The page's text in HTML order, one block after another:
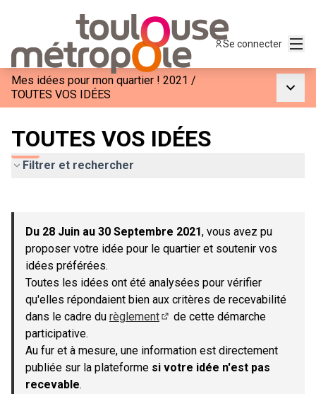
Se connecter
Mes idées pour mon quartier ! 2021 /
TOUTES VOS IDÉES
TOUTES VOS IDÉES
Filtrer et rechercher
−
Du 28 Juin au 30 Septembre 2021, vous avez pu
proposer votre idée pour le quartier et soutenir vos
idées préférées.
Toutes les idées ont été analysées pour vérifier
qu'elles répondaient bien aux critères de recevabilité
dans le cadre du règlement
de cette démarche
participative.
Au fur et à mesure, une information est directement
publiée sur la plateforme si votre idée n'est pas
recevable.